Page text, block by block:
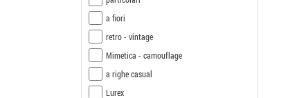
a fiori
retro - vintage
Mimetica - camouflage
a righe casual
Lurex